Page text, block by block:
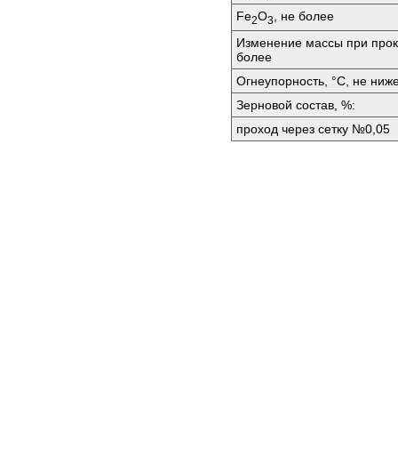
Fе2O3
, не более
Изменение массы при
более
Огнеупорность, °C, не
Зерновой состав, %:
проход через сетку №0,05